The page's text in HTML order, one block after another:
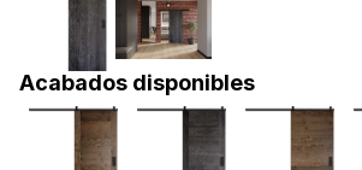
Acabados disponibles